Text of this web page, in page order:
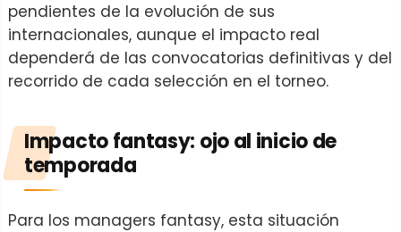
pendientes de la evolución de sus
internacionales, aunque el impacto real
dependerá de las convocatorias definitivas y del
recorrido de cada selección en el torneo.
Impacto fantasy: ojo al inicio de
temporada
Para los managers fantasy, esta situación